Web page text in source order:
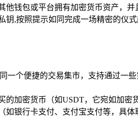
他钱包或平台拥有加密货币资产，
钥,按照提示如同完成一场精密的仪式
一个便捷的交易集市，支持通过一
的加密货币（如USDT，它宛如加密
如银行卡支付、支付宝支付等，具